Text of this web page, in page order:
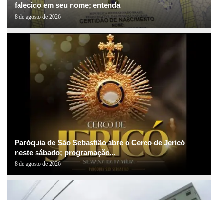
falecido em seu nome; entenda
8 de agosto de 2026
Paróquia de São Sebastião abre o Cerco de Jericó
neste sábado; programação...
8 de agosto de 2026